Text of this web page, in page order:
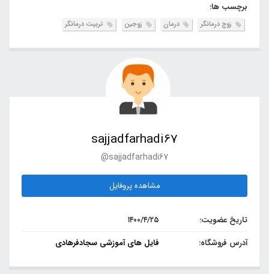
برچسب ها:
زوج درمانگر درمان زوجین تربیت درمانگر
sajjadfarhadi67
@sajjadfarhadi67
مشاهده پروفایل
تاریخ عضویت:
۱۴۰۰/۴/۲۵
آدرس فروشگاه:
فایل های آموزشی سجادفرهادی